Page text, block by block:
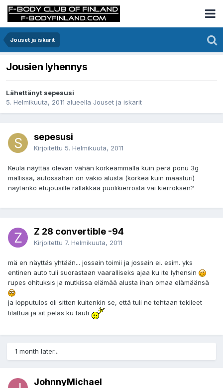
Jouset ja iskarit
Jousien lyhennys
Lähettänyt sepesusi
5. Helmikuuta, 2011 alueella Jouset ja iskarit
sepesusi
Kirjoitettu 5. Helmikuuta, 2011
Keula näyttäs olevan vähän korkeammalla kuin perä ponu 3g
mallissa, autossahan on vakio alusta (korkea kuin maasturi)
näytänkö etujousille rälläkkää puolikierrosta vai kierroksen?
Z 28 convertible -94
Kirjoitettu 7. Helmikuuta, 2011
mä en näyttäs yhtään... jossain toimii ja jossain ei. esim. yks
entinen auto tuli suorastaan vaaralliseks ajaa ku ite lyhensin
rupes ohituksis ja mutkissa elämää alusta ihan omaa elämäänsä
ja lopputulos oli sitten kuitenkin se, että tuli ne tehtaan tekileet
tilattua ja sit pelas ku tauti
1 month later...
JohnnyMichael